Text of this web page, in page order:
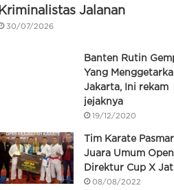
Kriminalistas Jalanan
30/07/2026
Banten Rutin
Yang
Jakarta, Ini rekam
jejaknya
19/12/2020
Tim Karate
Juara Umum Open
Direktur Cup X
08/08/2022